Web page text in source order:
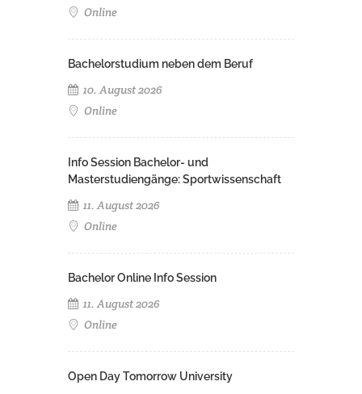
Online
Bachelorstudium neben dem Beruf
10. August 2026
Online
Info Session Bachelor- und
Masterstudiengänge: Sportwissenschaft
11. August 2026
Online
Bachelor Online Info Session
11. August 2026
Online
Open Day Tomorrow University